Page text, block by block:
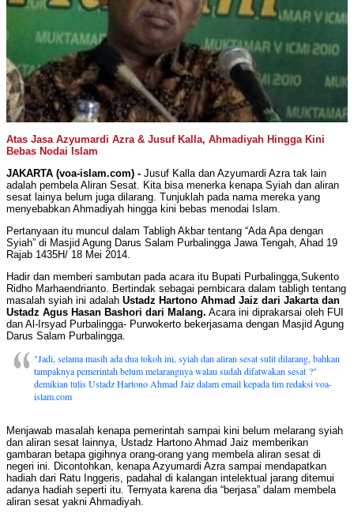
Atas Jasa Azyumardi Azra & Jusuf Kalla, Ahmadiyah Hingga Kini
Bebas Nodai Islam
JAKARTA (voa-islam.com) - Jusuf Kalla dan Azyumardi Azra tak lain
adalah pembela Aliran Sesat. Kita bisa menerka kenapa Syiah dan aliran
sesat lainya belum juga dilarang. Tunjuklah pada nama mereka yang
menyebabkan Ahmadiyah hingga kini bebas menodai Islam.
Pertanyaan itu muncul dalam Tabligh Akbar tentang “Ada Apa dengan
Syiah” di Masjid Agung Darus Salam Purbalingga Jawa Tengah, Ahad 19
Rajab 1435H/ 18 Mei 2014.
Hadir dan memberi sambutan pada acara itu Bupati Purbalingga,Sukento
Ridho Marhaendrianto. Bertindak sebagai pembicara dalam tabligh tentang
masalah syiah ini adalah Ustadz Hartono Ahmad Jaiz dari Jakarta dan
Ustadz Agus Hasan Bashori dari Malang. Acara ini diprakarsai oleh FUI
dan Al-Irsyad Purbalingga- Purwokerto bekerjasama dengan Masjid Agung
Darus Salam Purbalingga.
"Jadi, selama masih ada dua tokoh ini, syiah dan aliran sesat sulit dilarang, bahkan
tampaknya pemerintah belum melarangnya walau sudah difatwakan sesat ?"
demikian tulis Ustadz Hartono Ahmad Jaiz dalam email kepada tim redaksi voa-
islam.com
Menjawab masalah kenapa pemerintah sampai kini belum melarang syiah
dan aliran sesat lainnya, Ustadz Hartono Ahmad Jaiz memberikan
gambaran betapa gigihnya orang-orang yang membela aliran sesat di
negeri ini. Dicontohkan, kenapa Azyumardi Azra sampai mendapatkan
hadiah dari Ratu Inggeris, padahal di kalangan intelektual jarang ditemui
adanya hadiah seperti itu. Ternyata karena dia “berjasa” dalam membela
aliran sesat yakni Ahmadiyah.